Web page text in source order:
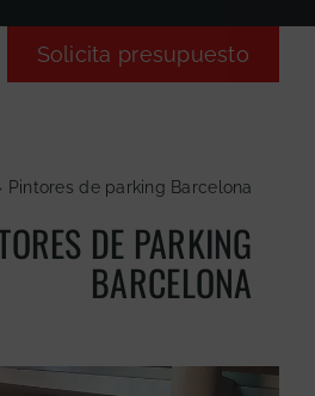
Solicita presupuesto
Pintores de parking Barcelona
DE PARKING
BARCELONA